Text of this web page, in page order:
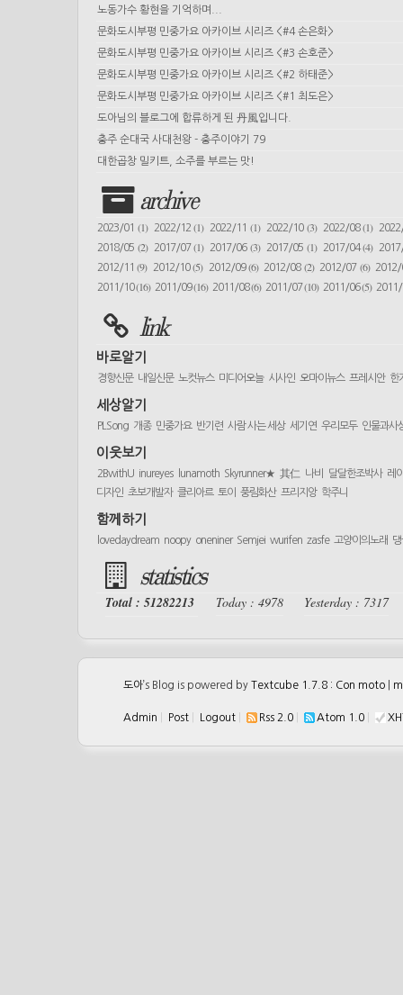
노동가수 황현을 기억하며...
문화도시부평 민중가요 아카이브 시리즈 <#4 손은화>
문화도시부평 민중가요 아카이브 시리즈 <#3 손호준>
문화도시부평 민중가요 아카이브 시리즈 <#2 하태준>
문화도시부평 민중가요 아카이브 시리즈 <#1 최도은>
도아님의 블로그에 합류하게 된 丹風입니다.
충주 순대국 사대천왕 - 충주이야기 79
대한곱창 밀키트, 소주를 부르는 맛!
archive
2023/01 (1) 2022/12(1) 2022/11(1) 2022/10 (3) 2022/08(1)
2018/05 (2) 2017/07(1) 2017/06(3) 2017/05 (1) 2017/04(4)
2012/11(9) 2012/10(5) 2012/09(6) 2012/08 (2) 2012/07 (6)
2011/10(16) 2011/09(16) 2011/08(6) 2011/07(10) 2011/06(5)
link
바로알기
경향신문 내일신문 노컷뉴스 미디어오늘 시사인 오마이뉴스 프레시안 한
세상알기
PLSong 개종 민중가요 반기련 사람 사는 세상 세기연 우리모두 인물과사
이웃보기
2BwithU inureyes lunamoth Skyrunner★ 其仁 나비 달달한조박사 레
디자인 초보개발자 클리아르 토이 풍림화산 프리지앙 학주니
함께하기
lovedaydream noopy oneniner Semjei wurifen zasfe 고양이의노래
statistics
Total : 51282213 Today : 4978 Yesterday : 7317
도아’s Blog is powered by Textcube 1.7.8 : Con moto
Admin Post Logout Rss 2.0 Atom 1.0